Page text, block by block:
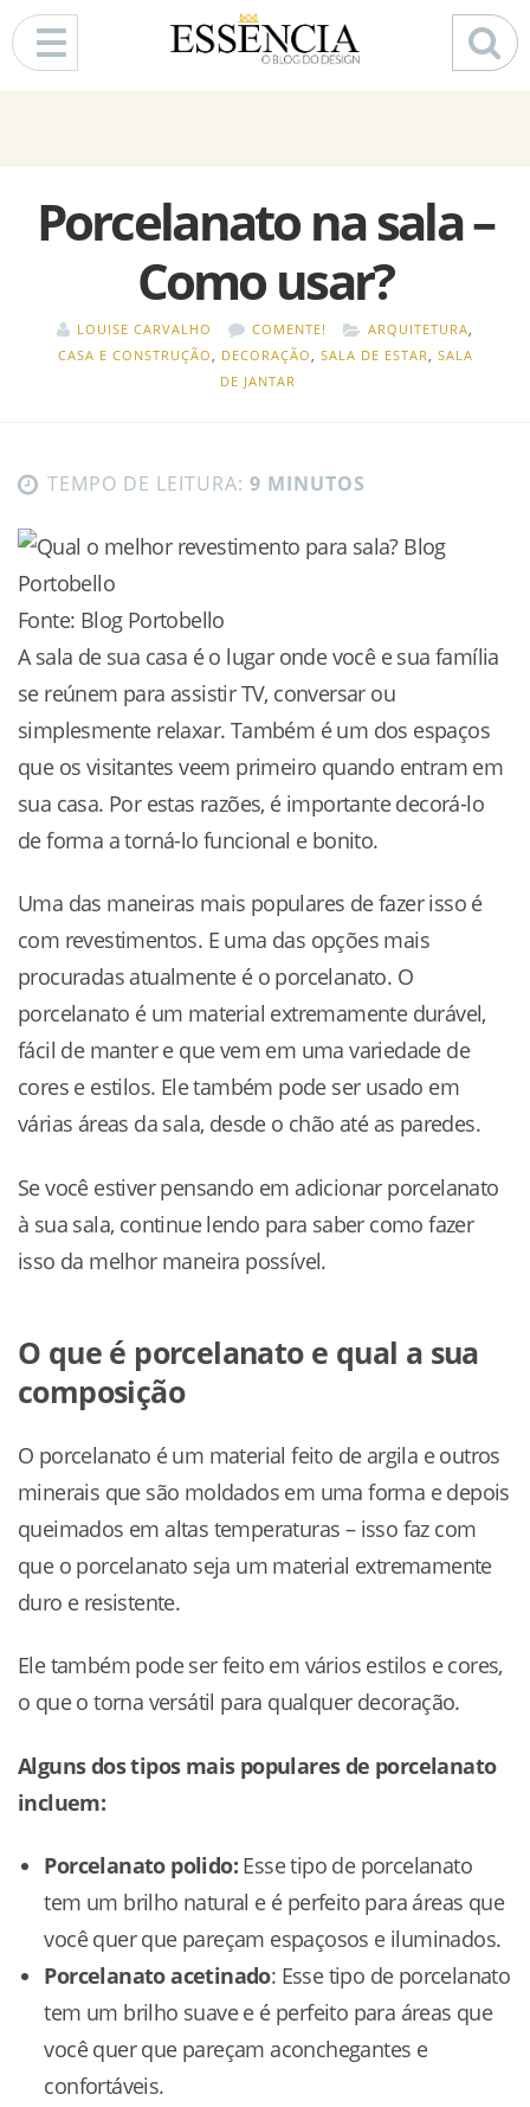
Porcelanato na sala –
Como usar?
LOUISE CARVALHO COMENTE! ARQUITETURA,
CASA E CONSTRUÇÃO, DECORAÇÃO, SALA DE ESTAR, SALA
DE JANTAR
TEMPO DE LEITURA: 9 MINUTOS
Fonte: Blog Portobello
A sala de sua casa é o lugar onde você e sua família
se reúnem para assistir TV, conversar ou
simplesmente relaxar. Também é um dos espaços
que os visitantes veem primeiro quando entram em
sua casa. Por estas razões, é importante decorá-lo
de forma a torná-lo funcional e bonito.
Uma das maneiras mais populares de fazer isso é
com revestimentos. E uma das opções mais
procuradas atualmente é o porcelanato. O
porcelanato é um material extremamente durável,
fácil de manter e que vem em uma variedade de
cores e estilos. Ele também pode ser usado em
várias áreas da sala, desde o chão até as paredes.
Se você estiver pensando em adicionar porcelanato
à sua sala, continue lendo para saber como fazer
isso da melhor maneira possível.
O que é porcelanato e qual a sua
composição
O porcelanato é um material feito de argila e outros
minerais que são moldados em uma forma e depois
queimados em altas temperaturas – isso faz com
que o porcelanato seja um material extremamente
duro e resistente.
Ele também pode ser feito em vários estilos e cores,
o que o torna versátil para qualquer decoração.
Alguns dos tipos mais populares de porcelanato
incluem:
Porcelanato polido: Esse tipo de porcelanato
tem um brilho natural e é perfeito para áreas que
você quer que pareçam espaçosos e iluminados.
Porcelanato acetinado: Esse tipo de porcelanato
tem um brilho suave e é perfeito para áreas que
você quer que pareçam aconchegantes e
confortáveis.